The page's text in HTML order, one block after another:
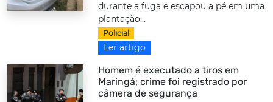
durante a fuga e escapou a pé em uma
plantação...
Policial
Ler artigo
Homem é executado a tiros em
Maringá; crime foi registrado por
câmera de segurança